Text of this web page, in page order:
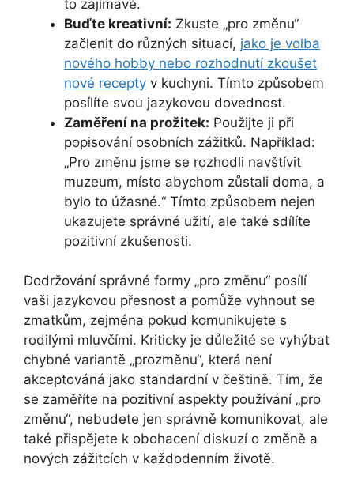
to zajímavé.
Buďte kreativní: Zkuste „pro změnu“
začlenit do různých situací, jako je volba
nového hobby nebo rozhodnutí zkoušet
nové recepty v kuchyni. Tímto způsobem
posílíte svou jazykovou dovednost.
Zaměření na prožitek: Použijte ji při
popisování osobních zážitků. Například:
„Pro změnu jsme se rozhodli navštívit
muzeum, místo abychom zůstali doma, a
bylo to úžasné.“ Tímto způsobem nejen
ukazujete správné užití, ale také sdílíte
pozitivní zkušenosti.
Dodržování správné formy „pro změnu“ posílí
vaši jazykovou přesnost a pomůže vyhnout se
zmatkům, zejména pokud komunikujete s
rodilými mluvčími. Kriticky je důležité se vyhýbat
chybné variantě „prozměnu“, která není
akceptováná jako standardní v češtině. Tím, že
se zaměříte na pozitivní aspekty používání „pro
změnu“, nebudete jen správně komunikovat, ale
také přispějete k obohacení diskuzí o změně a
nových zážitcích v každodenním životě.